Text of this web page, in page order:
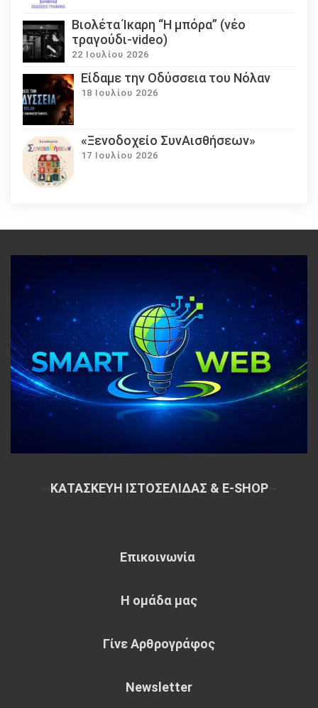
Βιολέτα Ίκαρη “Η μπόρα” (νέο
τραγούδι-video)
22 Ιουλίου 2026
Eίδαμε την Οδύσσεια του Νόλαν
18 Ιουλίου 2026
«Ξενοδοχείο ΣυνΑισθήσεων»
17 Ιουλίου 2026
ΚΑΤΑΣΚΕΥΗ ΙΣΤΟΣΕΛΙΔΑΣ & E-SHOP~
Επικοινωνία
Η ομάδα μας
Γίνε Αρθρογράφος
Newsletter